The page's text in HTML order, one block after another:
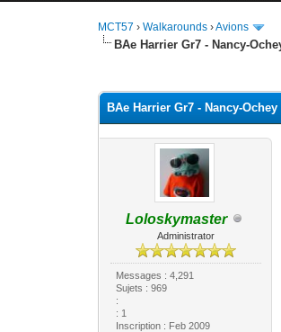
MCT57 ›Walkarounds ›Avions
BAe Harrier Gr7 - Nancy-
BAe Harrier Gr7 - Nancy-Ochey
Loloskymaster
Administrator
Messages : 4,291
Sujets : 969
:
: 1
Inscription : Feb 2009